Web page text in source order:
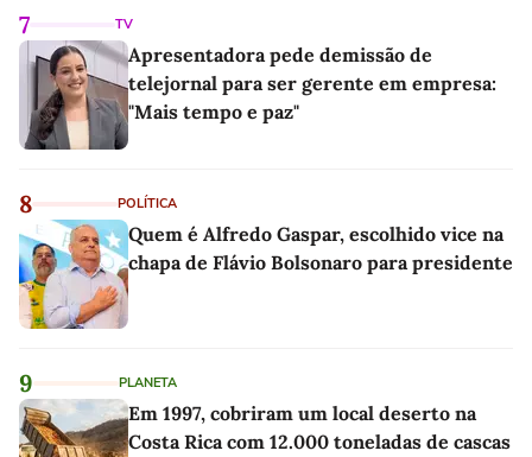
7 TV
Apresentadora pede demissão de
telejornal para ser gerente em empresa:
"Mais tempo e paz"
8 POLÍTICA
Quem é Alfredo Gaspar, escolhido vice na
chapa de Flávio Bolsonaro para presidente
9 PLANETA
Em 1997, cobriram um local deserto na
Costa Rica com 12.000 toneladas de cascas